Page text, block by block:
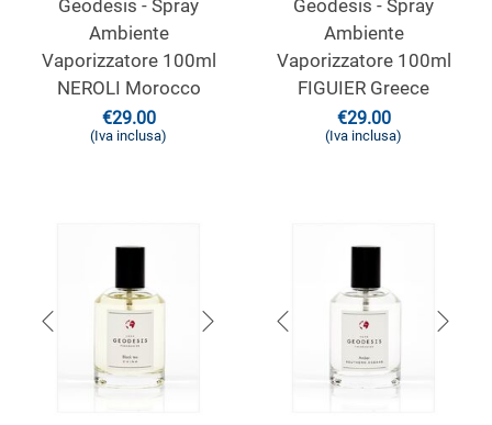
Geodesis - Spray
Ambiente
Vaporizzatore 100ml
NEROLI Morocco
€29.00
(Iva inclusa)
Geodesis - Spray
Ambiente
Vaporizzatore 100ml
FIGUIER Greece
€29.00
(Iva inclusa)